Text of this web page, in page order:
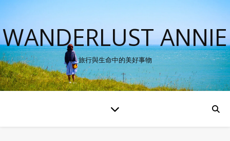
WANDERLUST ANNIE
旅行與生命中的美好事物